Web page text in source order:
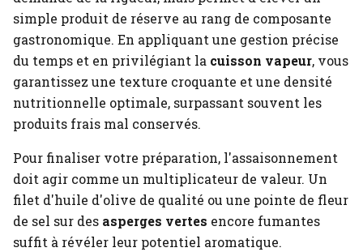
simple produit de réserve au rang de composante
gastronomique. En appliquant une gestion précise
du temps et en privilégiant la cuisson vapeur, vous
garantissez une texture croquante et une densité
nutritionnelle optimale, surpassant souvent les
produits frais mal conservés.
Pour finaliser votre préparation, l'assaisonnement
doit agir comme un multiplicateur de valeur. Un
filet d'huile d'olive de qualité ou une pointe de fleur
de sel sur des asperges vertes encore fumantes
suffit à révéler leur potentiel aromatique.